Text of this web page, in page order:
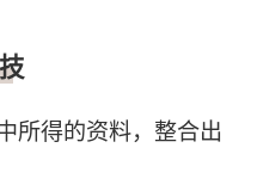
所得的资料，整合出